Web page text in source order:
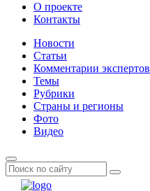
О проекте
Контакты
Новости
Статьи
Комментарии экспертов
Темы
Рубрики
Страны и регионы
Фото
Видео